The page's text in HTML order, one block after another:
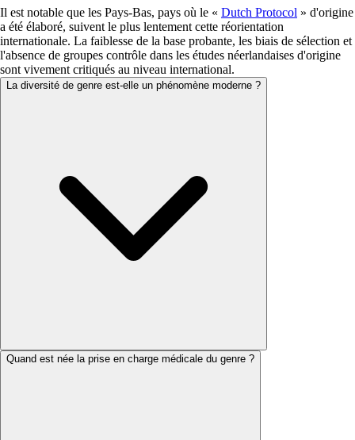
Il est notable que les Pays-Bas, pays où le « Dutch Protocol » d'origine
a été élaboré, suivent le plus lentement cette réorientation
internationale. La faiblesse de la base probante, les biais de sélection et
l'absence de groupes contrôle dans les études néerlandaises d'origine
sont vivement critiqués au niveau international.
La diversité de genre est-elle un phénomène moderne ?
Quand est née la prise en charge médicale du genre ?